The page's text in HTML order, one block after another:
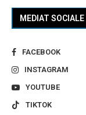
MEDIAT SOCIALE
FACEBOOK
INSTAGRAM
YOUTUBE
TIKTOK